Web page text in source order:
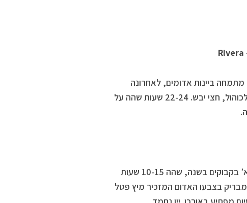
Rivera
כ- 350 א’ בקבוקים בשנה. מתמחה ביינות אדומים, לאחרונה
החל גם בייצור רוזה. גפנים בוגרות יחסית, בנות 20-30 שנה, 12% אלכוהול, חצי יבש. 22-24 שעות שהה על
100% נגרו אמרו מיוצר ביקב משפחתי בוטיקי לא גדול, כ-80-100 א’ בקבוקים בשנה, שהה 10-15 שעות
על הקליפות. רוזה טוב, נבחר לרוזה הטוב באיטליה ב- 2018. מבריק בצבעו האדום המזכיר מיץ פטל